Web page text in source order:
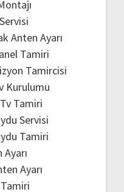
Anten Ayarı
Tamiri
Tamircisi
Kurulumu
Tamiri
Servisi
Tamiri
Ayarı